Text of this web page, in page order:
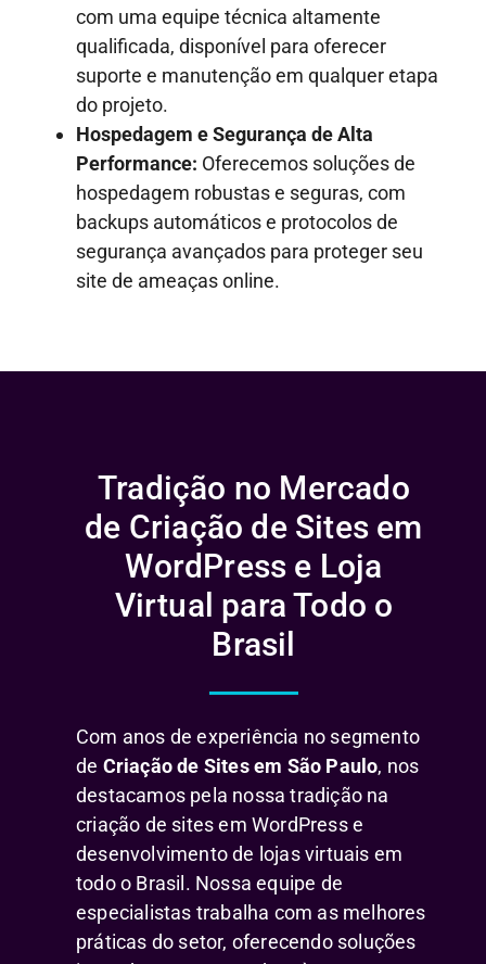
com uma equipe técnica altamente
qualificada, disponível para oferecer
suporte e manutenção em qualquer etapa
do projeto.
Hospedagem e Segurança de Alta
Performance: Oferecemos soluções de
hospedagem robustas e seguras, com
backups automáticos e protocolos de
segurança avançados para proteger seu
site de ameaças online.
Tradição no Mercado
de Criação de Sites em
WordPress e Loja
Virtual para Todo o
Brasil
Com anos de experiência no segmento
de Criação de Sites em São Paulo, nos
destacamos pela nossa tradição na
criação de sites em WordPress e
desenvolvimento de lojas virtuais em
todo o Brasil. Nossa equipe de
especialistas trabalha com as melhores
práticas do setor, oferecendo soluções